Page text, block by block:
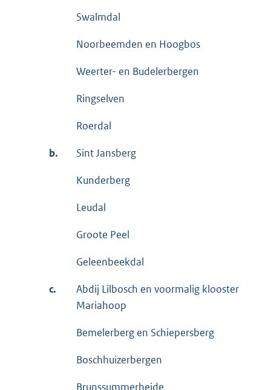
Swalmdal
Noorbeemden en Hoogbos
Weerter- en Budelerbergen
Ringselven
Roerdal
b. Sint Jansberg
Kunderberg
Leudal
Groote Peel
Geleenbeekdal
c.
Abdij Lilbosch en voormalig klooster
Mariahoop
Bemelerberg en Schiepersberg
Boschhuizerbergen
Brunssummerheide